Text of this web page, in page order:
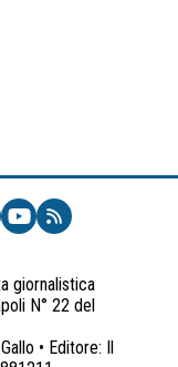
giornalistica
N° 22 del
• Editore: Il